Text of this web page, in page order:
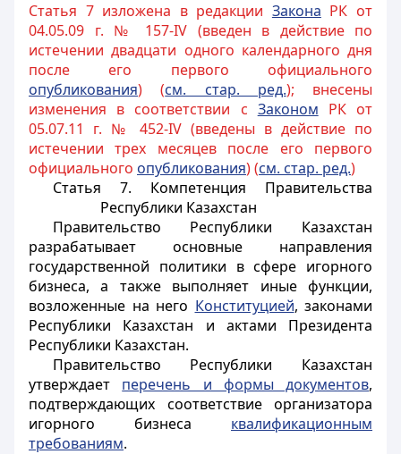
Статья 7 изложена в редакции Закона РК от
04.05.09 г. № 157-IV (введен в действие по
истечении двадцати одного календарного дня
после его первого официального
опубликования) (см. стар. ред.); внесены
изменения в соответствии с Законом РК от
05.07.11 г. № 452-IV (введены в действие по
истечении трех месяцев после его первого
официального опубликования) (см. стар. ред.)
Статья 7. Компетенция Правительства
Республики Казахстан
Правительство Республики Казахстан
разрабатывает основные направления
государственной политики в сфере игорного
бизнеса, а также выполняет иные функции,
возложенные на него Конституцией, законами
Республики Казахстан и актами Президента
Республики Казахстан.
Правительство Республики Казахстан
утверждает перечень и формы документов,
подтверждающих соответствие организатора
игорного бизнеса квалификационным
требованиям.